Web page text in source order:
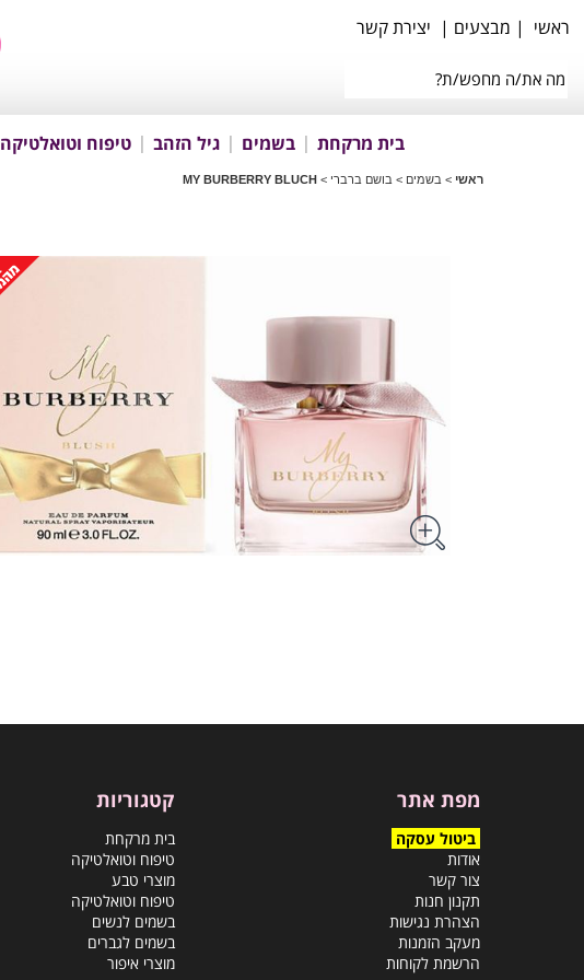
ראשי | מבצעים | יצירת קשר
בית מרקחת בשמים גיל הזהב טיפוח וטואלטיקה
ראשי > בשמים > בושם ברברי >
MY BURBERRY BLUCH
מפת אתר
ביטול עסקה
אודות
צור קשר
תקנון חנות
הצהרת נגישות
מעקב הזמנות
הרשמת לקוחות
קטגוריות
בית מרקחת
טיפוח וטואלטיקה
מוצרי טבע
טיפוח וטואלטיקה
בשמים לנשים
בשמים לגברים
מוצרי איפור